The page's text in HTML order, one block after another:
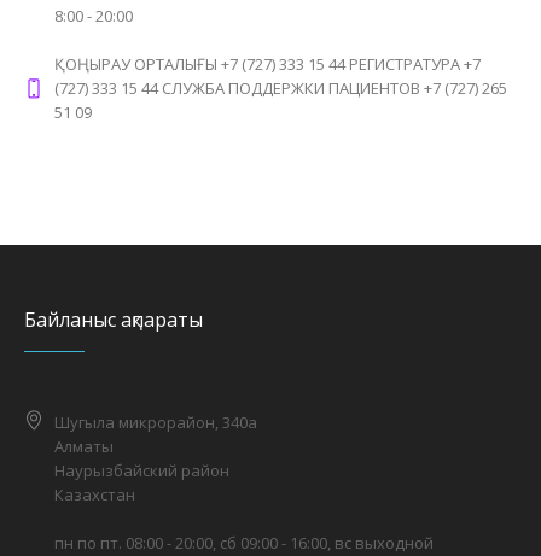
8:00 - 20:00
ҚОҢЫРАУ ОРТАЛЫҒЫ +7 (727) 333 15 44 РЕГИСТРАТУРА +7
(727) 333 15 44 СЛУЖБА ПОДДЕРЖКИ ПАЦИЕНТОВ +7 (727) 265
51 09
Байланыс ақпараты
Шугыла микрорайон, 340а
Алматы
Наурызбайский район
Казахстан
пн по пт. 08:00 - 20:00, сб 09:00 - 16:00, вс выходной